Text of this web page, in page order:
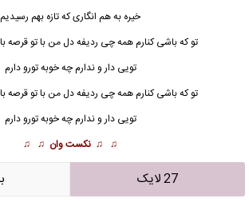
خیره به هم انگاری که تازه بهم رسیدیم
تو که باشی کنارم همه چی ردیفه دل من با تو قرصه
تویی دار و ندارم چه خوبه تورو دارم
تو که باشی کنارم همه چی ردیفه دل من با تو قرصه
تویی دار و ندارم چه خوبه تورو دارم
♫ ♫ نکست وان ♫ ♫
27 لایک